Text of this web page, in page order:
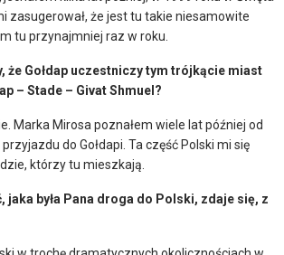
zasugerował, że jest tu takie niesamowite
tu przynajmniej raz w roku.
że Gołdap uczestniczy tym trójkącie miast
– Stade – Givat Shmuel?
Marka Mirosa poznałem wiele lat później od
do Gołdapi. Ta część Polski mi się
którzy tu mieszkają.
jaka była Pana droga do Polski, zdaje się, z